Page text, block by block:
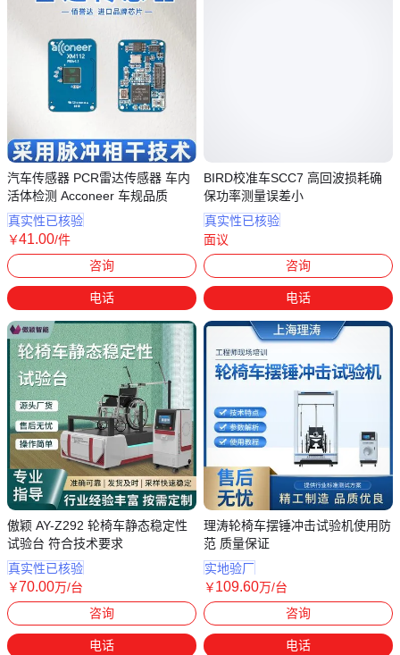
汽车传感器 PCR雷达传感器 车内
活体检测 Acconeer 车规品质
真实性已核验
￥41.00/件
咨询
电话
傲颖 AY-Z292 轮椅车静态稳定性
试验台 符合技术要求
真实性已核验
￥70.00万/台
咨询
电话
BIRD校准车SCC7 高回波损耗确
保功率测量误差小
真实性已核验
面议
上海
咨询
电话
理涛轮椅车摆锤冲击试验机使用防
范 质量保证
实地验厂
￥109.60万/台
咨询
电话